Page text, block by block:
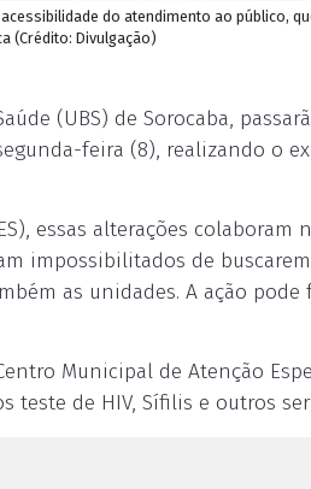
do atendimento ao público,
(Crédito: Divulgação)
(UBS) de Sorocaba,
feira (8), realizando o
essas alterações
impossibilitados de
as unidades. A ação
Municipal de Atenção
teste de HIV, Sífilis e outros